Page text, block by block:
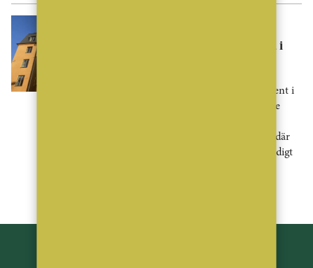
Lägenhetspriserna föll tillbaka i
Bostadspriserna sjönk med 2,4 procent i
juli, enligt SBAB Booli Housing Price
lägenheter, särskilt i Storstockholm där
priserna föll med 7,1 procent. Samtidigt